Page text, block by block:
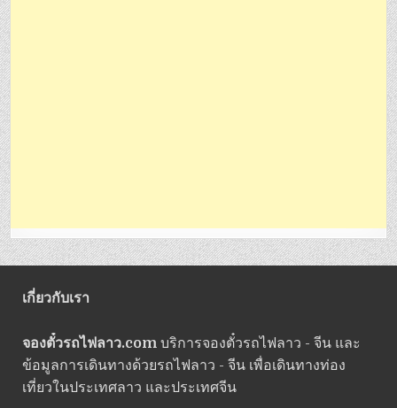
เกี่ยวกับเรา
จองตั๋วรถไฟลาว.com บริการจองตั๋วรถไฟลาว - จีน และ
ข้อมูลการเดินทางด้วยรถไฟลาว - จีน เพื่อเดินทางท่อง
เที่ยวในประเทศลาว และประเทศจีน